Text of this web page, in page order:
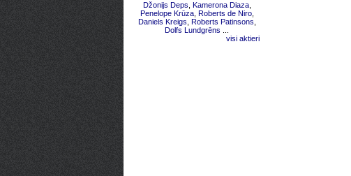
Džonijs Deps Kamerona Diaza,
Penelope Krūza, Roberts de Niro,
Daniels Kreigs Roberts Patinsons
Dolfs Lundgrēns
visi aktieri